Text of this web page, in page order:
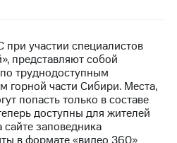
участии специалистов
представляют собой
труднодоступным
горной части Сибири. Места,
попасть только в составе
доступны для жителей
сайте заповедника